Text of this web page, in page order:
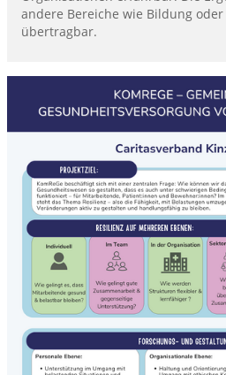
andere Bereiche wie Bildung
übertragbar.